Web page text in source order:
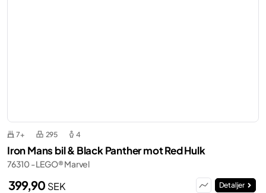
7+ 295 4
Iron Mans bil & Black Panther mot Red Hulk
76310 - LEGO® Marvel
399,90 SEK Detaljer